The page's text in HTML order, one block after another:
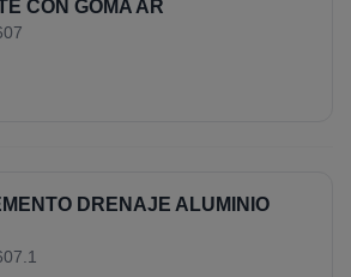
CON GOMA AR
DRENAJE ALUMINIO